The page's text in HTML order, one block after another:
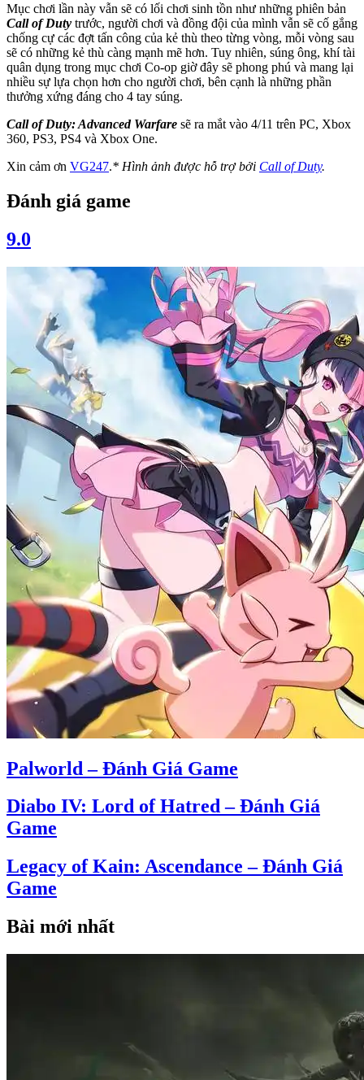
Mục chơi lần này vẫn sẽ có lối chơi sinh tồn như những phiên bản
Call of Duty trước, người chơi và đồng đội của mình vẫn sẽ cố gắng
chống cự các đợt tấn công của kẻ thù theo từng vòng, mỗi vòng sau
sẽ có những kẻ thù càng mạnh mẽ hơn. Tuy nhiên, súng ông, khí tài
quân dụng trong mục chơi Co-op giờ đây sẽ phong phú và mang lại
nhiều sự lựa chọn hơn cho người chơi, bên cạnh là những phần
thưởng xứng đáng cho 4 tay súng.
Call of Duty: Advanced Warfare sẽ ra mắt vào 4/11 trên PC, Xbox
360, PS3, PS4 và Xbox One.
Xin cảm ơn VG247.* Hình ảnh được hỗ trợ bởi Call of Duty.
Đánh giá game
9.0
Palworld – Đánh Giá Game
Diabo IV: Lord of Hatred – Đánh Giá
Game
Legacy of Kain: Ascendance – Đánh Giá
Game
Bài mới nhất